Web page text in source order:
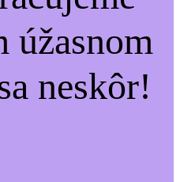
úžasnom
neskôr!